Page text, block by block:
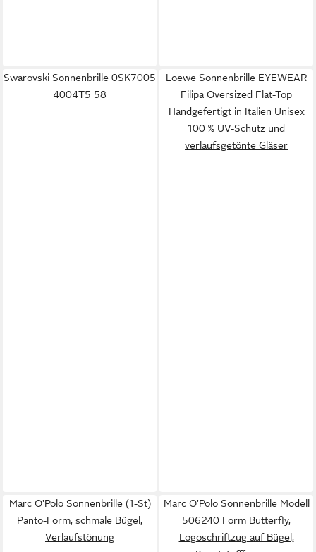
Swarovski Sonnenbrille 0SK7005
4004T5 58
Loewe Sonnenbrille EYEWEAR
Filipa Oversized Flat-Top
Handgefertigt in Italien Unisex
100 % UV-Schutz und
verlaufsgetönte Gläser
Marc O'Polo Sonnenbrille (1-St)
Panto-Form, schmale Bügel,
Verlaufstönung
Marc O'Polo Sonnenbrille Modell
506240 Form Butterfly,
Logoschriftzug auf Bügel,